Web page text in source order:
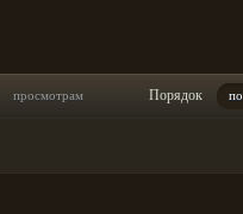
просмотрам Порядок